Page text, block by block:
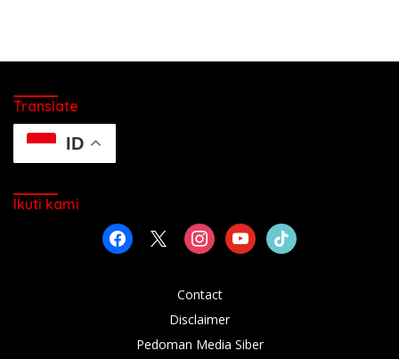
Translate
ID
Ikuti kami
facebook instagramyoutubetiktok
Contact
Disclaimer
Pedoman Media Siber